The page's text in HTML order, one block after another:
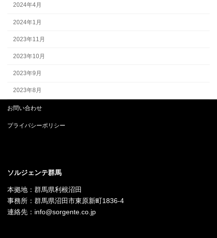
2024年4月
2024年1月
2023年11月
2023年10月
2023年9月
2023年8月
お問い合わせ
プライバシーポリシー
ソルジェンテ群馬
本拠地：群馬県利根沼田
事務所：群馬県沼田市東原新町1836-4
連絡先：info@sorgente.co.jp